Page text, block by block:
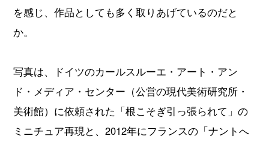
を感じ、作品としても多く取りあげているのだと
か。
写真は、ドイツのカールスルーエ・アート・アン
ド・メディア・センター（公営の現代美術研究所・
美術館）に依頼された「根こそぎ引っ張られて」の
ミニチュア再現と、2012年にフランスの「ナントへ